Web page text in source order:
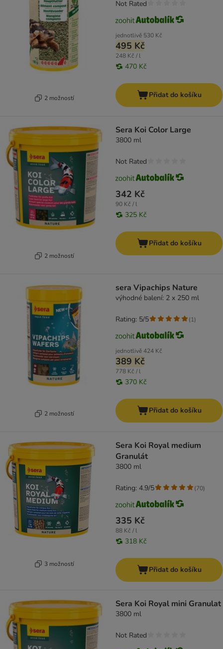
2 možností
jednotlivě 530 Kč
495 Kč
248 Kč / l
470 Kč
Not Rated
Přidat do košíku
2 možností
Sera Koi Color Large
3800 ml
342 Kč
90 Kč / l
325 Kč
Not Rated
Přidat do košíku
2 možností
sera Vipachips Nature
výhodné balení: 2 x 250 ml
jednotlivě424 Kč
389 Kč
778 Kč / l
370 Kč
Rating: 5/5 (1)
Přidat do košíku
3 možností
Sera Koi Royal medium
Granulát
3800 ml
335 Kč
88 Kč / l
318 Kč
Rating: 4.9/5 (70)
Přidat do košíku
Sera Koi Royal mini Granulat
3800 ml
Not Rated